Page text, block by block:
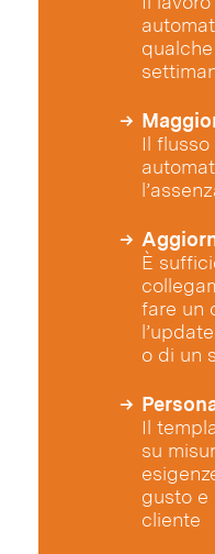
Il
È
fare un
o di un
Il
su
gusto e
cliente